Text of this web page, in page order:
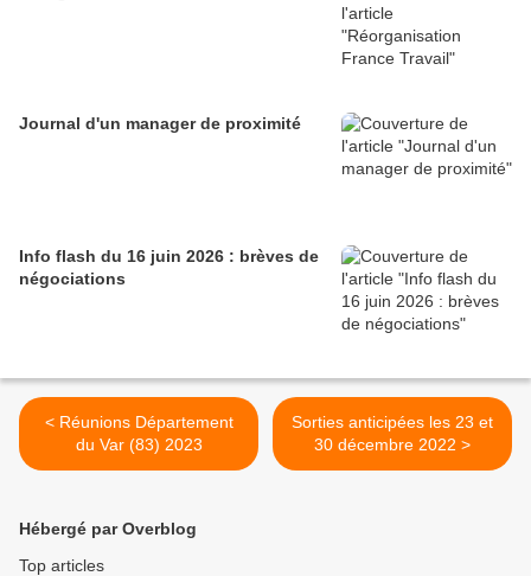
Journal d'un manager de proximité
Info flash du 16 juin 2026 : brèves de
négociations
< Réunions Département
du Var (83) 2023
Sorties anticipées les 23 et
30 décembre 2022 >
Hébergé par Overblog
Top articles